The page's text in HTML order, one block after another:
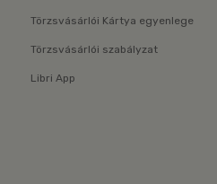
Törzsvásárlói Kártya egyenlege
Törzsvásárlói szabályzat
Libri App